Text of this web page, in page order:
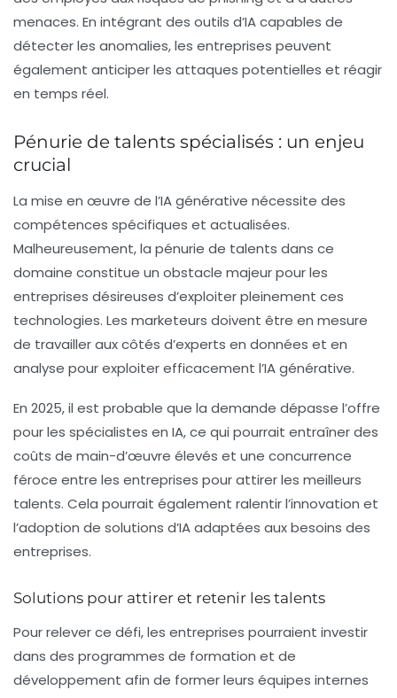
menaces. En intégrant des outils d’IA capables de
détecter les anomalies, les entreprises peuvent
également anticiper les attaques potentielles et réagir
en temps réel.
Pénurie de talents spécialisés : un enjeu
crucial
La mise en œuvre de l’IA générative nécessite des
compétences spécifiques et actualisées.
Malheureusement, la pénurie de talents dans ce
domaine constitue un obstacle majeur pour les
entreprises désireuses d’exploiter pleinement ces
technologies. Les marketeurs doivent être en mesure
de travailler aux côtés d’experts en données et en
analyse pour exploiter efficacement l’IA générative.
En 2025, il est probable que la demande dépasse l’offre
pour les spécialistes en IA, ce qui pourrait entraîner des
coûts de main-d’œuvre élevés et une concurrence
féroce entre les entreprises pour attirer les meilleurs
talents. Cela pourrait également ralentir l’innovation et
l’adoption de solutions d’IA adaptées aux besoins des
entreprises.
Solutions pour attirer et retenir les talents
Pour relever ce défi, les entreprises pourraient investir
dans des programmes de formation et de
développement afin de former leurs équipes internes